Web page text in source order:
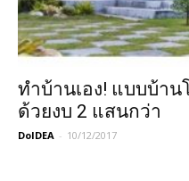
ทำบ้านเอง! แบบบ้า
ด้วยงบ 2 แสนกว่า
DoIDEA - 10/12/2017